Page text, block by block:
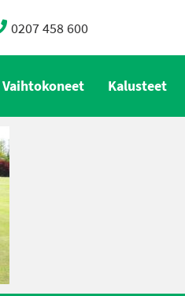
0207 458 600
Vaihtokoneet Kalusteet